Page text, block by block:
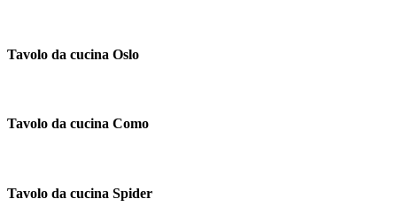
Tavolo da cucina Oslo
Tavolo da cucina Como
Tavolo da cucina Spider